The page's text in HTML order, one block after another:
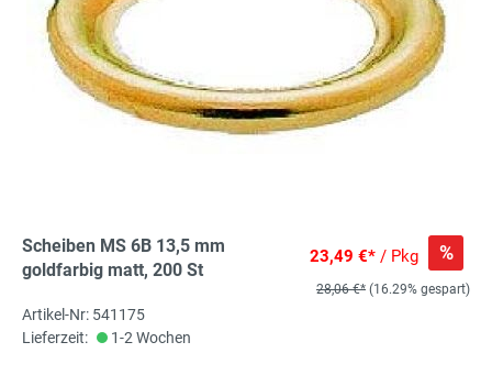
Scheiben MS 6B 13,5 mm
goldfarbig matt, 200 St
23,49 €* / Pkg %
28,06 €* (16.29% gespart)
Artikel-Nr: 541175
Lieferzeit:
1-2 Wochen